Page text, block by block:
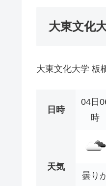
大東文化
大東文化大学 板
日時
04日
時
天気
曇り